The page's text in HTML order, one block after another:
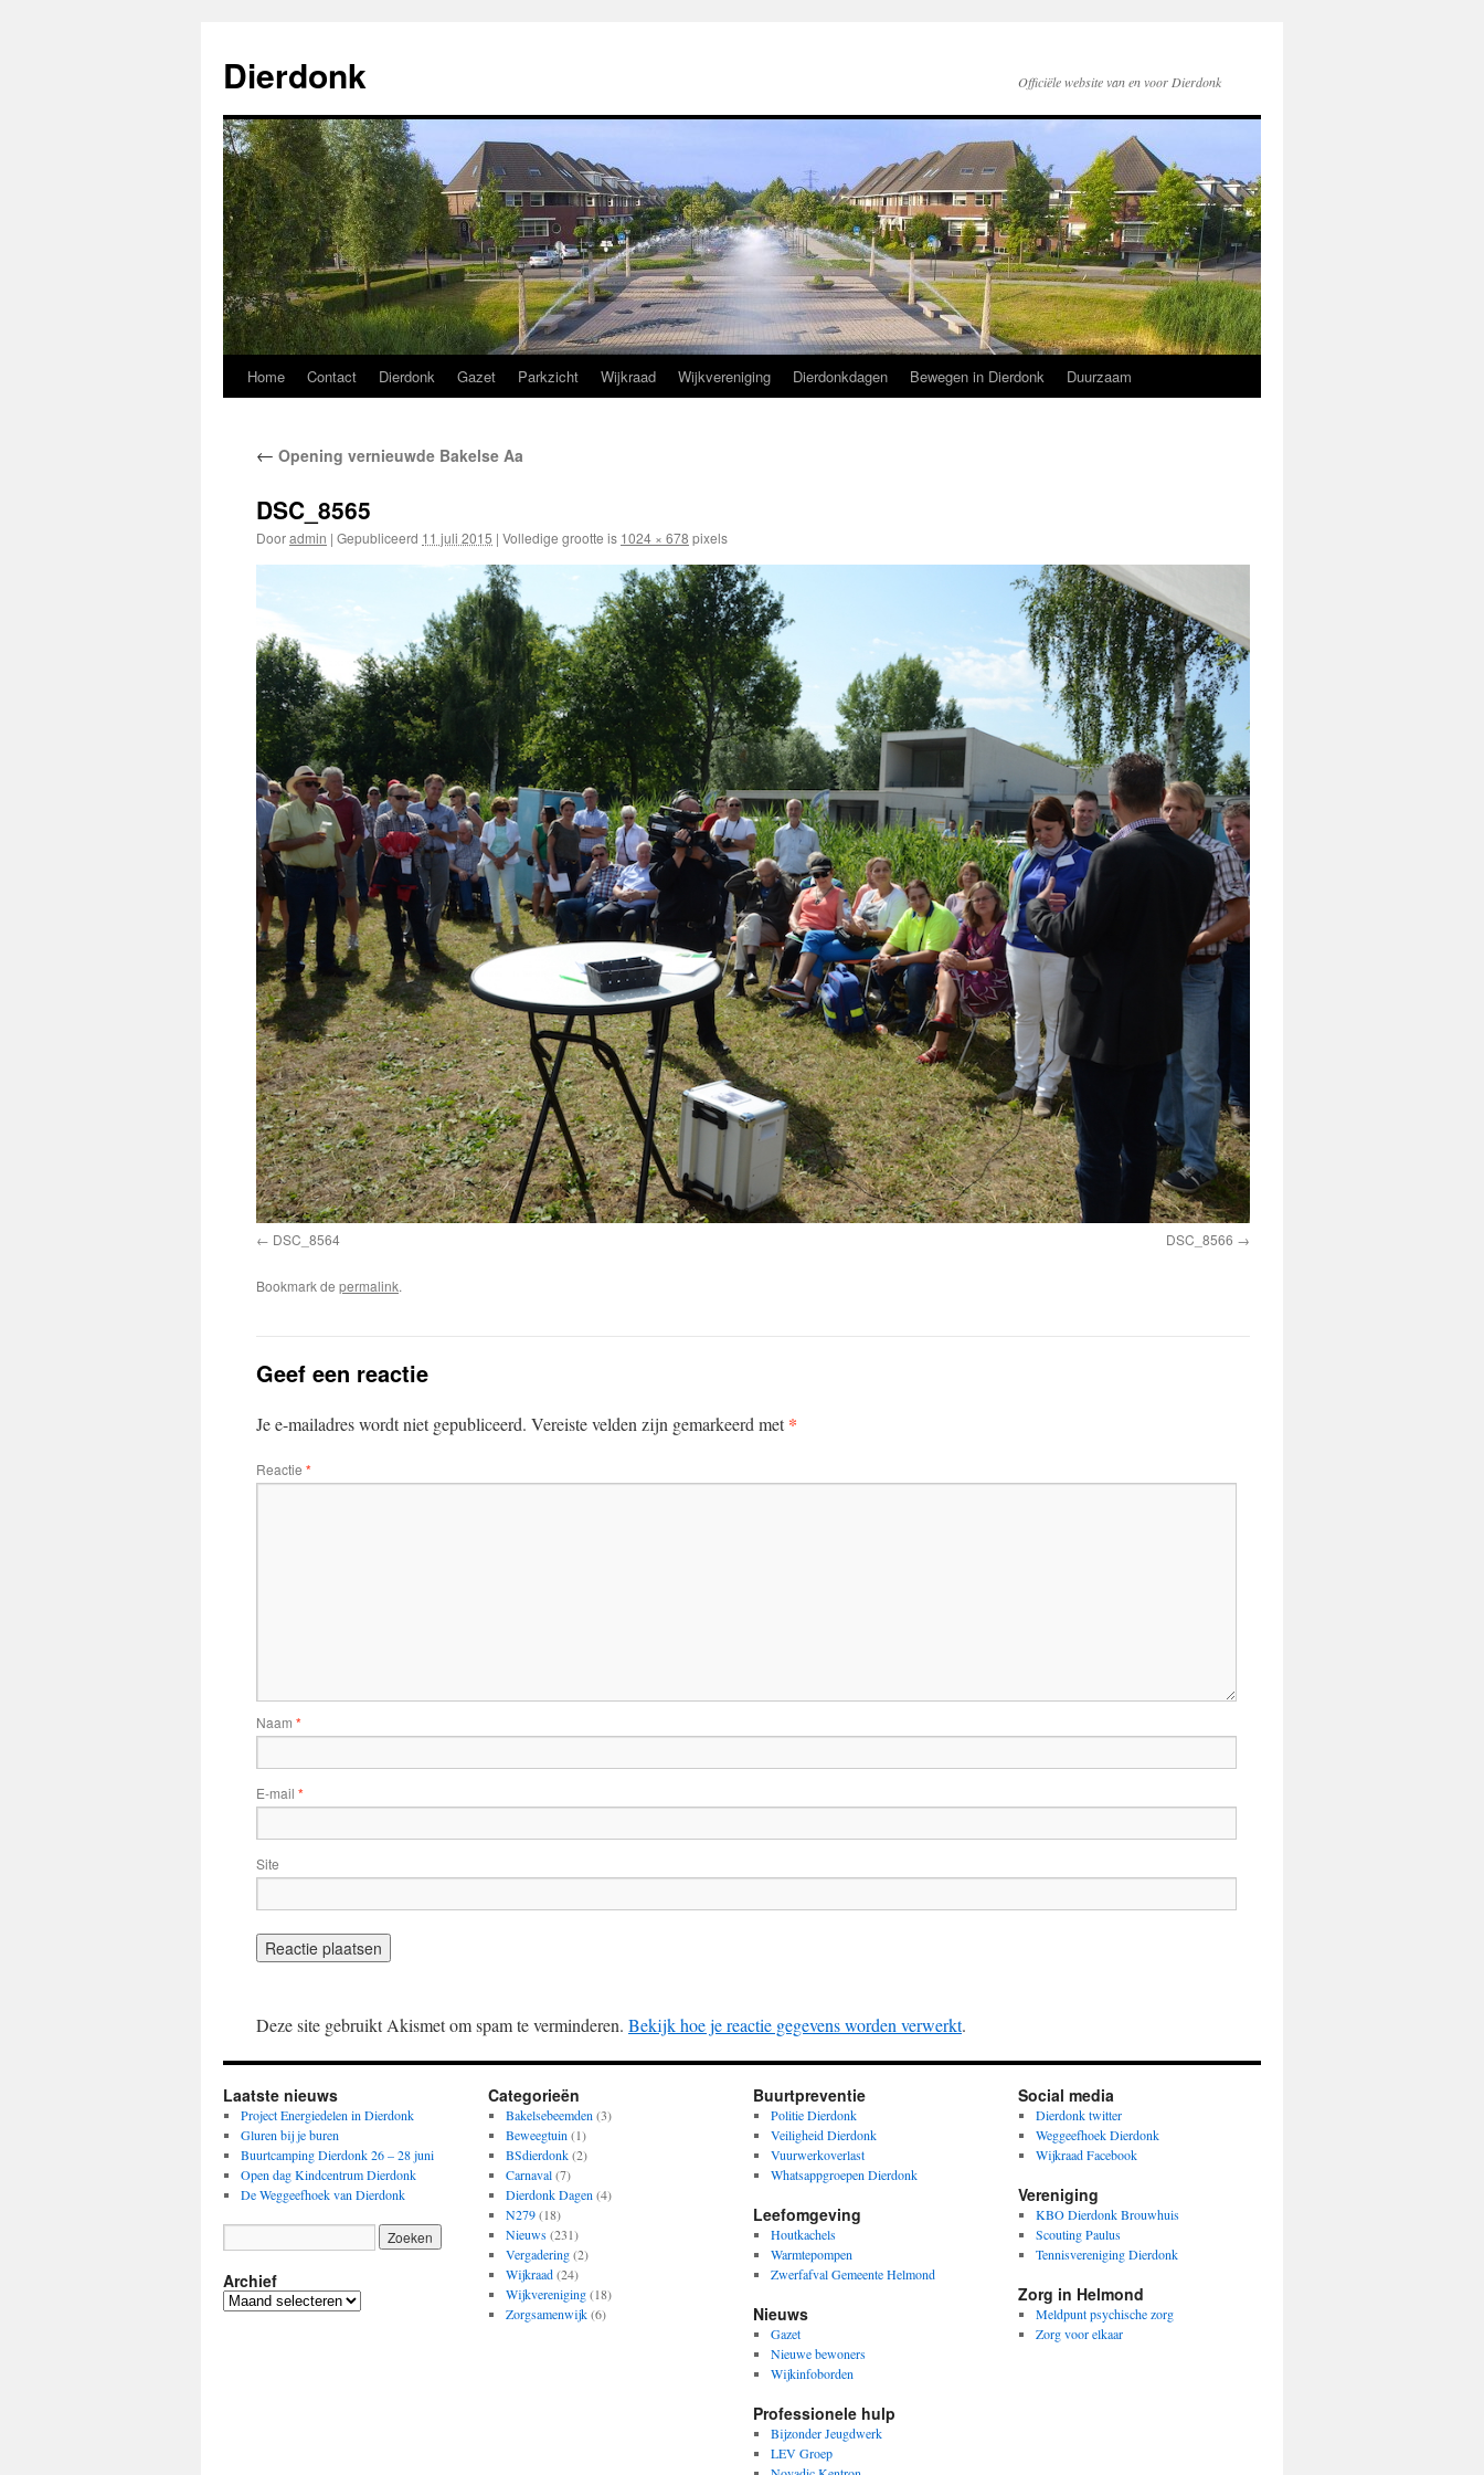
de
inhoud
Dierdonk Officiële website van en voor Dierdonk
Home Contact Dierdonk Gazet Parkzicht Wijkraad Wijkvereniging Dierdonkdagen Bewegen in Dierdonk Duurzaam
← Opening vernieuwde Bakelse Aa
DSC_8565
Dooradmin | Gepubliceerd 11 juli 2015 | Volledige grootte is 1024 × 678 pixels
DSC_8564 DSC_8566
Bookmark de permalink.
Geef een reactie
Je e-mailadres wordt niet gepubliceerd. Vereiste velden zijn gemarkeerd met*
Reactie *
Naam *
E-mail *
Site
Deze site gebruikt Akismet om spam te verminderen. Bekijk hoe je reactie gegevens worden verwerkt.
Laatste nieuws
Project Energiedelen in Dierdonk
Gluren bij je buren
Buurtcamping Dierdonk 26 – 28 juni
Open dag Kindcentrum Dierdonk
De Weggeefhoek van Dierdonk
Archief
Archief
Categorieën
Bakelsebeemden (3)
Beweegtuin (1)
BSdierdonk(2)
Carnaval(7)
Dierdonk Dagen (4)
N279(18)
Nieuws(231)
Vergadering(2)
Wijkraad(24)
Wijkvereniging(18)
Zorgsamenwijk(6)
Buurtpreventie
Politie Dierdonk
Veiligheid Dierdonk
Vuurwerkoverlast
Whatsappgroepen Dierdonk
Leefomgeving
Houtkachels
Warmtepompen
Zwerfafval Gemeente Helmond
Nieuws
Gazet
Nieuwe bewoners
Wijkinfoborden
Professionele hulp
Bijzonder Jeugdwerk
LEV Groep
Social media
Dierdonk twitter
Weggeefhoek Dierdonk
Wijkraad Facebook
Vereniging
KBO Dierdonk Brouwhuis
Scouting Paulus
Tennisvereniging Dierdonk
Zorg in Helmond
Meldpunt psychische zorg
Zorg voor elkaar